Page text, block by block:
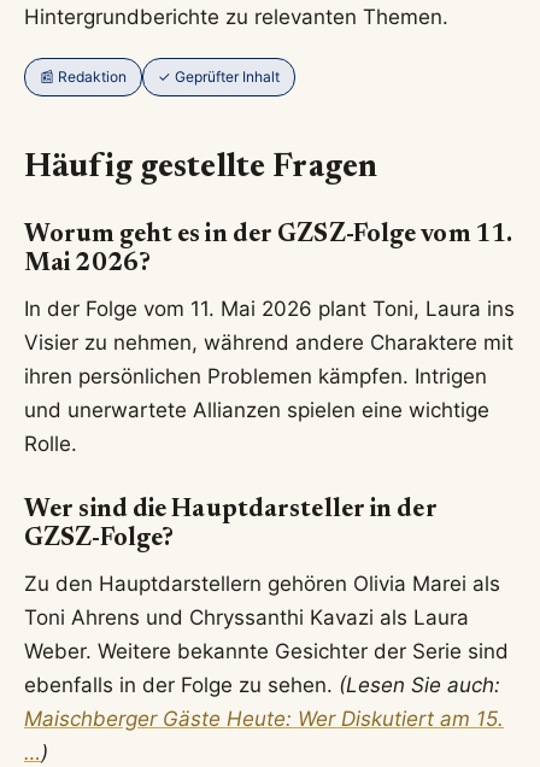
Hintergrundberichte zu relevanten Themen.
📰 Redaktion ✓ Geprüfter Inhalt
Häufig gestellte Fragen
Worum geht es in der GZSZ-Folge vom 11.
Mai 2026?
In der Folge vom 11. Mai 2026 plant Toni, Laura ins
Visier zu nehmen, während andere Charaktere mit
ihren persönlichen Problemen kämpfen. Intrigen
und unerwartete Allianzen spielen eine wichtige
Rolle.
Wer sind die Hauptdarsteller in der
GZSZ-Folge?
Zu den Hauptdarstellern gehören Olivia Marei als
Toni Ahrens und Chryssanthi Kavazi als Laura
Weber. Weitere bekannte Gesichter der Serie sind
ebenfalls in der Folge zu sehen. (Lesen Sie auch:
Maischberger Gäste Heute: Wer Diskutiert am 15.
…)